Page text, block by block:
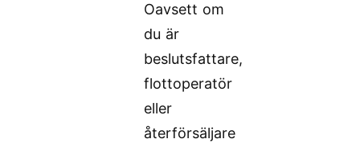
Oavsett om
du är
beslutsfattare,
flottoperatör
eller
återförsäljare